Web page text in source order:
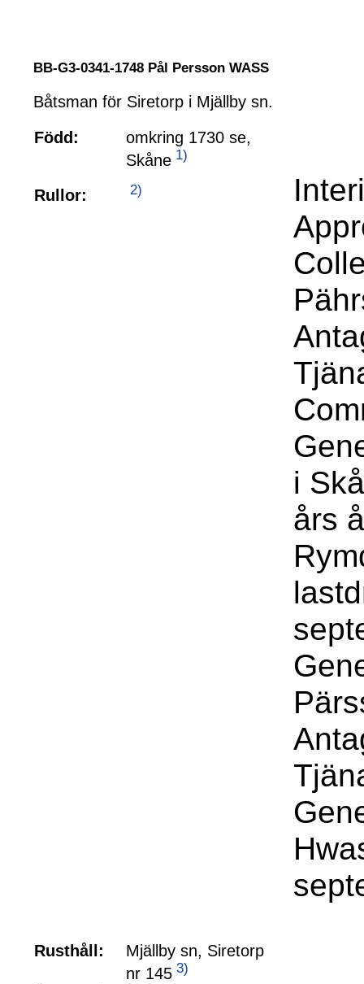
BB-G3-0341-1748 Pål Persson WASS
Båtsman för Siretorp i Mjällby sn.
Född:
omkring 1730 se,
Skåne 1)
Rullor: 2)
i
års
Rusthåll:
Mjällby sn, Siretorp
nr 145 3)